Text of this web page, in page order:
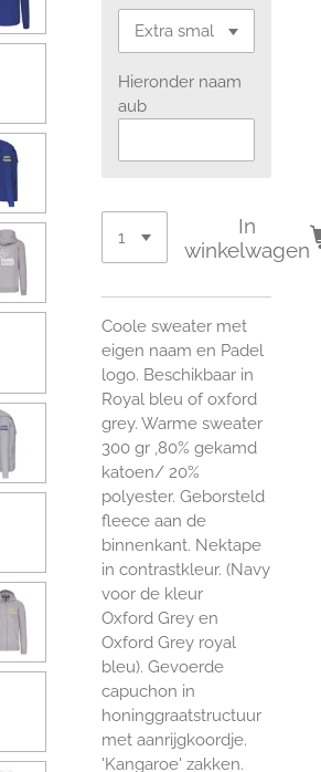
Hieronder naam
aub
In
winkelwagen
Coole sweater met
eigen naam en Padel
logo. Beschikbaar in
Royal bleu of oxford
grey. Warme sweater
300 gr ,80% gekamd
katoen/ 20%
polyester. Geborsteld
fleece aan de
binnenkant. Nektape
in contrastkleur. (Navy
voor de kleur
Oxford Grey en
Oxford Grey royal
bleu). Gevoerde
capuchon in
honinggraatstructuur
met aanrijgkoordje.
'Kangaroe' zakken.